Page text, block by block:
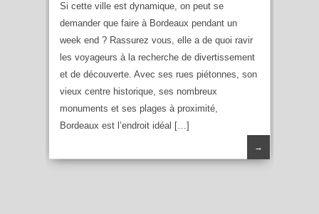
Si cette ville est dynamique, on peut se
demander que faire à Bordeaux pendant un
week end ? Rassurez vous, elle a de quoi ravir
les voyageurs à la recherche de divertissement
et de découverte. Avec ses rues piétonnes, son
vieux centre historique, ses nombreux
monuments et ses plages à proximité,
Bordeaux est l’endroit idéal […]
→